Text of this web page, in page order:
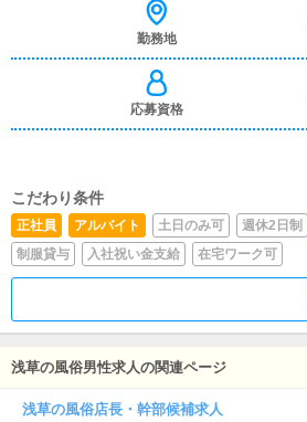
勤務地
応募資格
こだわり条件
正社員 アルバイト 土日のみ可 週休2日制
制服貸与
入社祝い金支給 在宅ワーク可
浅草の風俗男性求人の関連ページ
浅草の風俗店長・幹部候補求人